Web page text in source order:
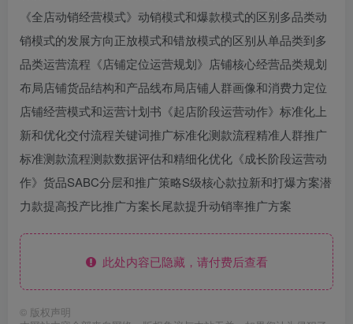
《全店动销经营模式》动销模式和爆款模式的区别多品类动
销模式的发展方向正放模式和错放模式的区别从单品类到多
品类运营流程《店铺定位运营规划》店铺核心经营品类规划
布局店铺货品结构和产品线布局店铺人群画像和消费力定位
店铺经营模式和运营计划书《起店阶段运营动作》标准化上
新和优化交付流程关键词推广标准化测款流程精准人群推广
标准测款流程测款数据评估和精细化优化《成长阶段运营动
作》货品SABC分层和推广策略S级核心款拉新和打爆方案潜
力款提高投产比推广方案长尾款提升动销率推广方案
此处内容已隐藏，请付费后查看
© 版权声明